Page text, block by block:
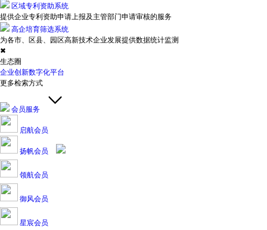
区域专利资助系统
提供企业专利资助申请上报及主管部门申请审核的服务
高企培育筛选系统
为各市、区县、园区高新技术企业发展提供数据统计监测
✖
生态圈
企业创新数字化平台
更多检索方式
会员服务
启航会员
扬帆会员
领航会员
御风会员
星宸会员